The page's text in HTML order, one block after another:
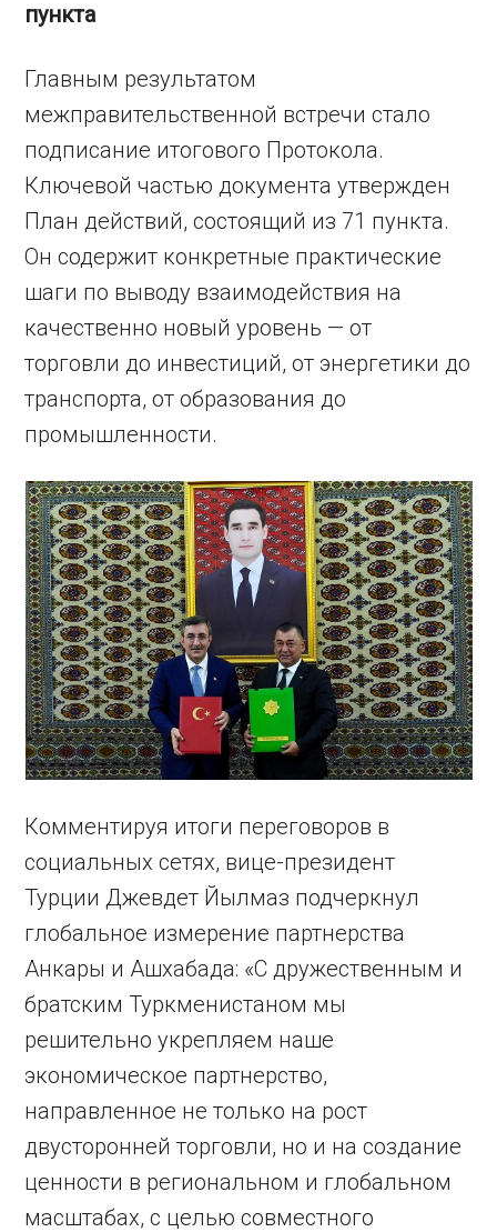
пункта
Главным результатом
межправительственной встречи стало
подписание итогового Протокола.
Ключевой частью документа утвержден
План действий, состоящий из 71 пункта.
Он содержит конкретные практические
шаги по выводу взаимодействия на
качественно новый уровень — от
торговли до инвестиций, от энергетики до
транспорта, от образования до
промышленности.
Комментируя итоги переговоров в
социальных сетях, вице-президент
Турции Джевдет Йылмаз подчеркнул
глобальное измерение партнерства
Анкары и Ашхабада: «С дружественным и
братским Туркменистаном мы
решительно укрепляем наше
экономическое партнерство,
направленное не только на рост
двусторонней торговли, но и на создание
ценности в региональном и глобальном
масштабах, с целью совместного